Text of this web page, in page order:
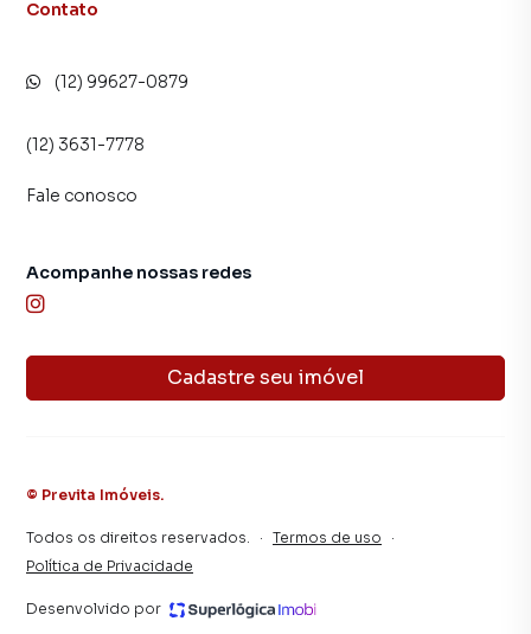
Contato
(12) 99627-0879
(12) 3631-7778
Fale conosco
Cadastre seu imóvel
Acompanhe nossas redes
© Previta Imóveis.
Todos os direitos reservados. · Termos de uso
·
Política de Privacidade
Desenvolvido por